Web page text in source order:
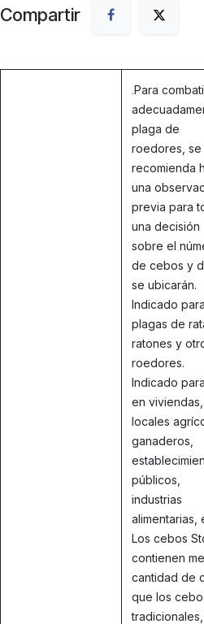
Compartir
.Para
plaga de
roedores, se
recomienda
una
previa para
una decisión
sobre el
de cebos y
se ubicarán.
Indicado para
plagas de
ratones y
roedores.
Indicado
en viviendas,
locales
ganaderos,
públicos,
industrias
alimentarias,
Los cebos
contienen
cantidad de
que los